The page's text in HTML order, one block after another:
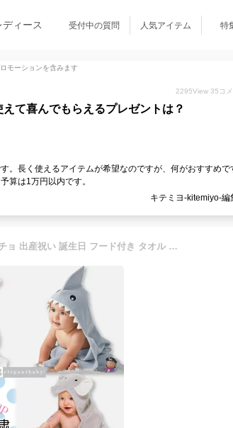
ディース 受付中の質問 人気アイテム 特
モーションを含みます
2295View 35 コ
えて喜んでもらえるプレゼントは？
。長く使えるアイテムが希望なのですが、何がおすすめで
算は1万円以内です。
キテミヨ-kitemiyo-編
ベビーバスローブ ベビーバスポンチョ 出産祝い 誕生日 フード付き タオル バスタオル 子供 名入れ 男の子 女の子 エレガントベビー 赤ちゃん Elegantbaby ［アニマルバスラップ］